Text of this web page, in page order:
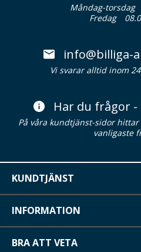
Måndag-torsdag
Fredag
info@billiga-
Vi svarar alltid inom
Har du frågor
På våra kundtjänst-sidor
vanligaste
KUNDTJÄNST
INFORMATION
BRA ATT VETA